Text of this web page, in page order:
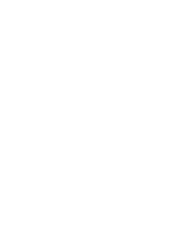
achtzehn Jahre alt wird.
von der unterhaltspflichtigen